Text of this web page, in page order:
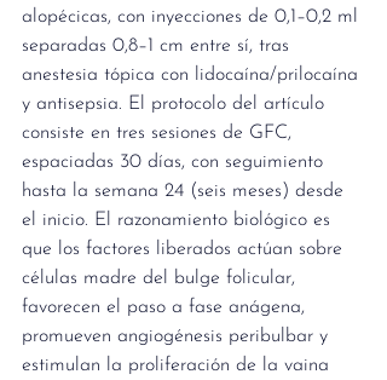
alopécicas, con inyecciones de 0,1–0,2 ml
separadas 0,8–1 cm entre sí, tras
anestesia tópica con lidocaína/prilocaína
y antisepsia. El protocolo del artículo
consiste en tres sesiones de GFC,
espaciadas 30 días, con seguimiento
hasta la semana 24 (seis meses) desde
el inicio. El razonamiento biológico es
que los factores liberados actúan sobre
células madre del bulge folicular,
favorecen el paso a fase anágena,
promueven angiogénesis peribulbar y
estimulan la proliferación de la vaina